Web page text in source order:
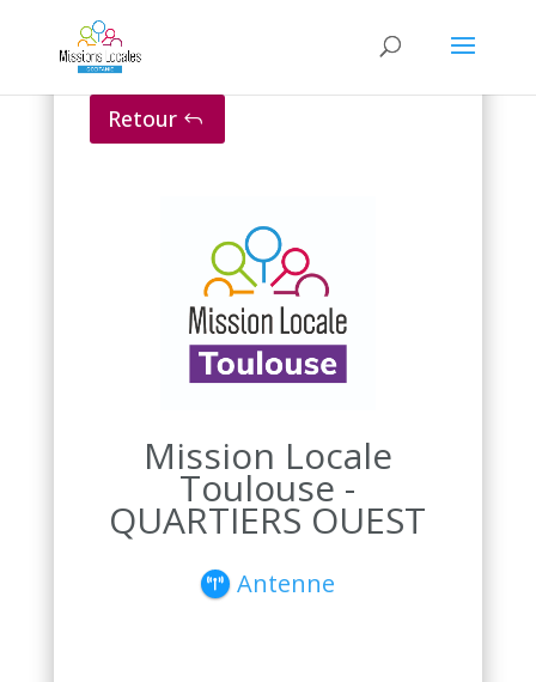
Retour
Mission Locale
Toulouse -
QUARTIERS OUEST
Antenne